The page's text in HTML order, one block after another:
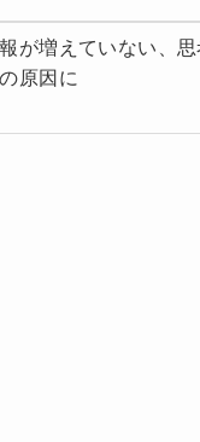
が増えていない、
原因に